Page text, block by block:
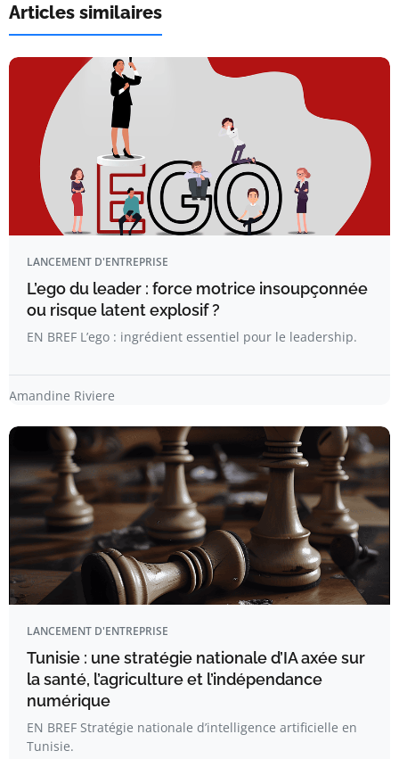
Articles similaires
LANCEMENT D'ENTREPRISE
L’ego du leader : force motrice insoupçonnée
ou risque latent explosif ?
EN BREF L’ego : ingrédient essentiel pour le leadership.
Amandine Riviere
LANCEMENT D'ENTREPRISE
Tunisie : une stratégie nationale d’IA axée sur
la santé, l’agriculture et l’indépendance
numérique
EN BREF Stratégie nationale d’intelligence artificielle en
Tunisie.